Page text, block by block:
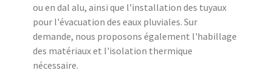
ou en dal alu, ainsi que l'installation des tuyaux
pour l'évacuation des eaux pluviales. Sur
demande, nous proposons également l'habillage
des matériaux et l'isolation thermique
nécessaire.